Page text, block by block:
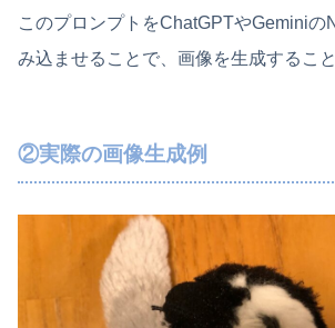
このプロンプトをChatGPTやGeminiの
み込ませることで、画像を生成するこ
②実際の画像生成例